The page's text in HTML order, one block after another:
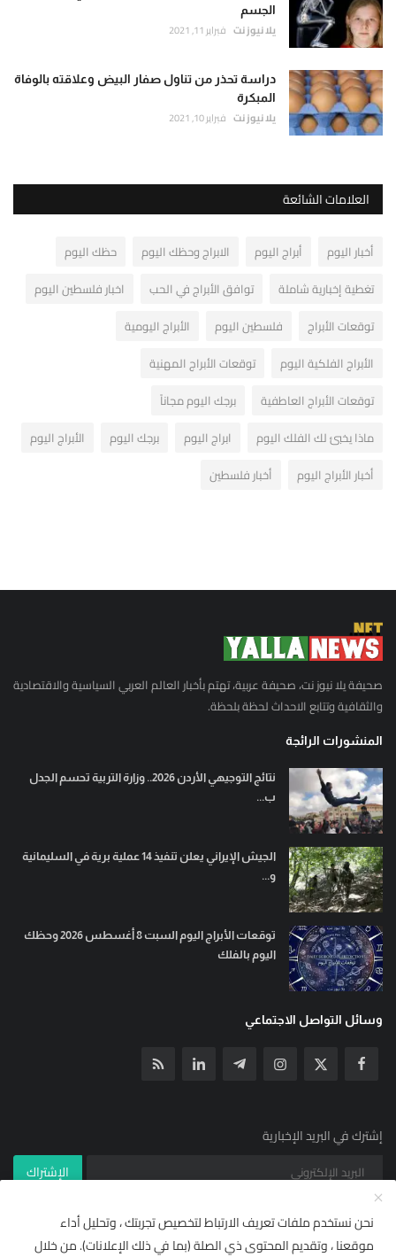
الجسم
يلا نيوز نت فبراير 11, 2021
دراسة تحذر من تناول صفار البيض وعلاقته بالوفاة
المبكرة
يلا نيوز نت فبراير 10, 2021
العلامات الشائعة
أخبار اليوم أبراج اليوم الابراج وحظك اليوم
حظك اليوم
تغطية إخبارية شاملة
توافق الأبراج في الحب
اخبار فلسطين اليوم
توقعات الأبراج
فلسطين اليوم
الأبراج اليومية
الأبراج الفلكية اليوم
توقعات الأبراج المهنية
توقعات الأبراج العاطفية
برجك اليوم مجاناً
ماذا يخبئ لك الفلك اليوم
ابراج اليوم برجك اليوم
الأبراج اليوم
أخبار الأبراج اليوم
أخبار فلسطين
صحيفة يلا نيوز نت، صحيفة عربية، تهتم بأخبار العالم العربي السياسية والاقتصادية
والثقافية وتتابع الاحداث لحظة بلحظة.
المنشورات الرائجة
نتائج التوجيهي الأردن 2026.. وزارة التربية تحسم الجدل
ب...
الجيش الإيراني يعلن تنفيذ 14 عملية برية في السليمانية
و...
توقعات الأبراج اليوم السبت 8 أغسطس 2026 وحظك
اليوم بالفلك
وسائل التواصل الاجتماعي
إشترك في البريد الإخبارية
الإشتراك
© جميع الحقوق محفوظة ل YallaNews net 2021
نحن نستخدم ملفات تعريف الارتباط لتخصيص تجربتك ، وتحليل أداء
موقعنا ، وتقديم المحتوى ذي الصلة (بما في ذلك الإعلانات). من خلال